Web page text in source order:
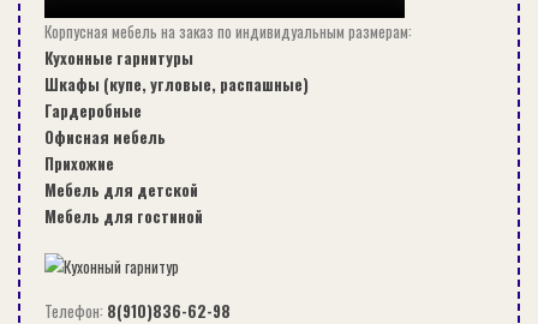
Порядок проведения
реконструкции
Обычно под реконструкцией дома
подразумевают проведение работ, в результате
которых изменяются не только технико-
экономические показатели, но и, в общем,
происходит повышение эффективности
использования реконструируемого объекта.
Корпусная мебель на заказ по индивидуальным размерам:
Кухонные гарнитуры
Шкафы (купе, угловые, распашные)
Гардеробные
Офисная мебель
Прихожие
Мебель для детской
Мебель для гостиной
Телефон: 8(910)836-62-98